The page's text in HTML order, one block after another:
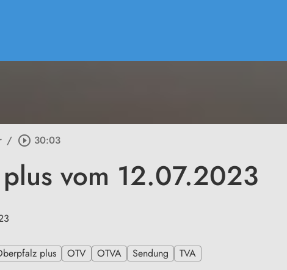
/ play_circle_outline 30:03
vom 12.07.2023
plus OTV OTVA Sendung TVA